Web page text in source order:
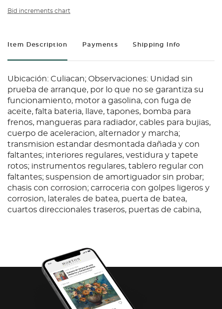
Bid increments chart
Item Description Payments Shipping Info
Ubicación: Culiacan; Observaciones: Unidad sin
prueba de arranque, por lo que no se garantiza su
funcionamiento, motor a gasolina, con fuga de
aceite, falta bateria, llave, tapones, bomba para
frenos, mangueras para radiador, cables para bujias,
cuerpo de aceleracion, alternador y marcha;
transmision estandar desmontada dañada y con
faltantes; interiores regulares, vestidura y tapete
rotos; instrumentos regulares, tablero regular con
faltantes; suspension de amortiguador sin probar;
chasis con corrosion; carroceria con golpes ligeros y
corrosion, laterales de batea, puerta de batea,
cuartos direccionales traseros, puertas de cabina,
estrellado; 4 llantas lisas y dañadas.
Condition
Ubicación: Culiacan; Observaciones: Unidad sin
prueba de arranque, por lo que no se garantiza su